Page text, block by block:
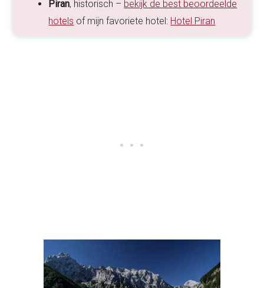
Piran, historisch – bekijk de best beoordeelde
hotels of mijn favoriete hotel: Hotel Piran